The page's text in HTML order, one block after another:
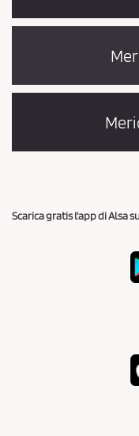
Scarica gratis l'app di Alsa